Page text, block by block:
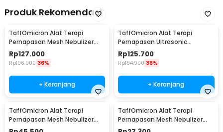
Produk Rekomendasi
TaffOmicron Alat Terapi
Pernapasan Mesh Nebulizer
Inhaler Atomizer - YM-3R9
Rp127.000
Rp196.900 36%
+ Keranjang
TaffOmicron Alat Terapi
Pernapasan Ultrasonic
Nebulizer Atomizer - MY-520A
Rp125.700
Rp194.900 36%
+ Keranjang
TaffOmicron Alat Terapi
Pernapasan Mesh Nebulizer
Inhaler Atomizer - JSL-W301
TaffOmicron Alat Terapi
Pernapasan Mesh Nebulizer
Portable Inhaler Without